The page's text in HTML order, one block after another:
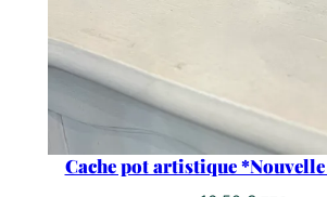
Cache pot artistique